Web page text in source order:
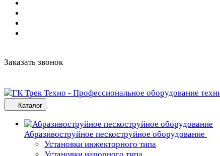
Заказать звонок
Каталог
Абразивоструйное пескоструйное оборудование
Установки инжекторного типа